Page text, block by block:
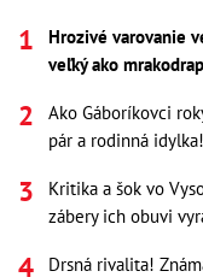
Hrozivé varovanie
veľký ako mrakodrap
Ako Gáboríkovci
pár a rodinná
Kritika a šok vo
zábery ich obuvi
Drsná rivalita!